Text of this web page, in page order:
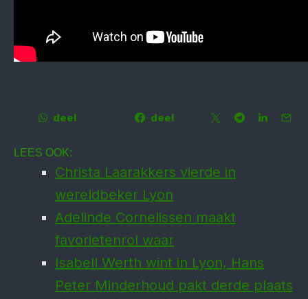
deel deel
LEES OOK:
Christa Laarakkers vierde in
wereldbeker Lyon
Adelinde Cornelissen maakt
favorietenrol waar
Isabell Werth wint in Lyon, Hans
Peter Minderhoud pakt derde plaats